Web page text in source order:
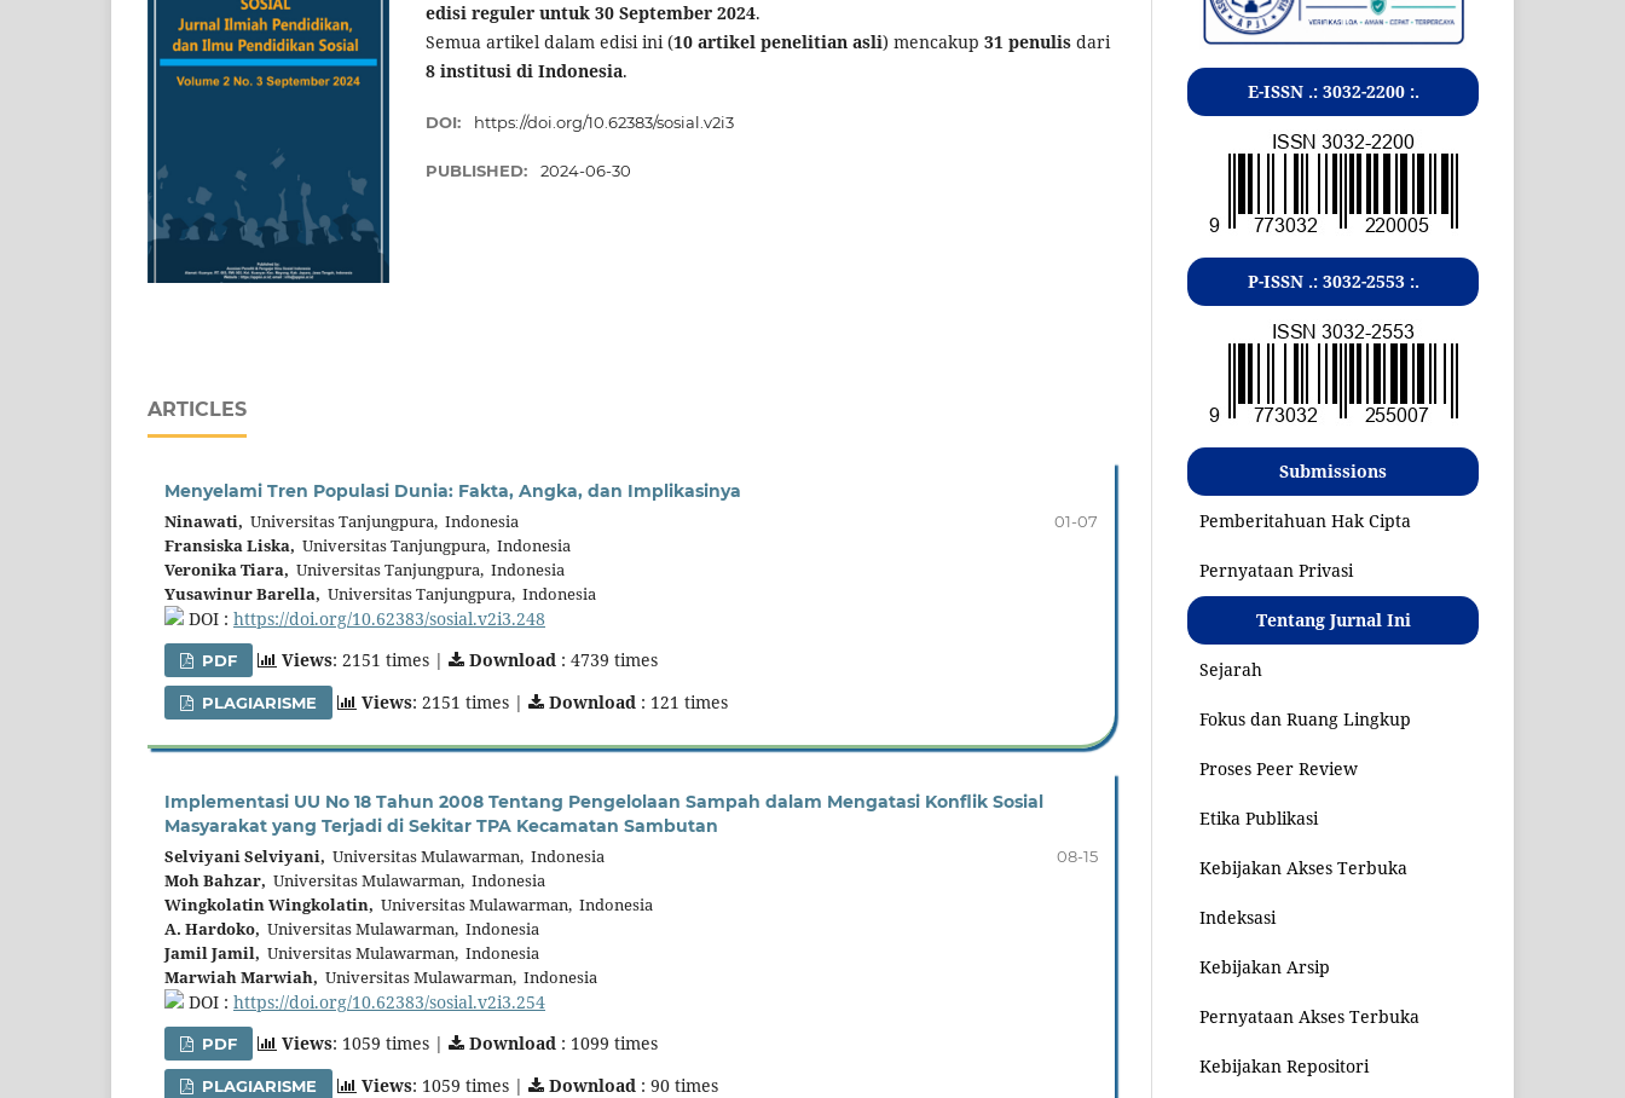
edisi reguler untuk 30 September 2024.
Semua artikel dalam edisi ini (10 artikel penelitian asli) mencakup 31 penulis dari
8 institusi di Indonesia.
DOI: https://doi.org/10.62383/sosial.v2i3
PUBLISHED: 2024-06-30
ARTICLES
Menyelami Tren Populasi Dunia: Fakta, Angka, dan Implikasinya
Ninawati, Universitas Tanjungpura, Indonesia
Fransiska Liska, Universitas Tanjungpura, Indonesia
Veronika Tiara, Universitas Tanjungpura, Indonesia
Yusawinur Barella, Universitas Tanjungpura, Indonesia
01-07
DOI : https://doi.org/10.62383/sosial.v2i3.248
PDF Views: 2151 times | Download : 4739 times
PLAGIARISME Views: 2151 times | Download : 121 times
Implementasi UU No 18 Tahun 2008 Tentang Pengelolaan Sampah dalam Mengatasi Konflik Sosial
Masyarakat yang Terjadi di Sekitar TPA Kecamatan Sambutan
Selviyani Selviyani, Universitas Mulawarman, Indonesia
Moh Bahzar, Universitas Mulawarman, Indonesia
Wingkolatin Wingkolatin, Universitas Mulawarman, Indonesia
A. Hardoko, Universitas Mulawarman, Indonesia
Jamil Jamil, Universitas Mulawarman, Indonesia
Marwiah Marwiah, Universitas Mulawarman, Indonesia
08-15
DOI : https://doi.org/10.62383/sosial.v2i3.254
PDF Views: 1059 times | Download : 1099 times
PLAGIARISME Views: 1059 times | Download : 90 times
E-ISSN .: 3032-2200:.
P-ISSN .: 3032-2553:.
Submissions
Pemberitahuan Hak Cipta
Pernyataan Privasi
Tentang Jurnal Ini
Sejarah
Fokus dan Ruang Lingkup
Proses Peer Review
Etika Publikasi
Kebijakan Akses Terbuka
Indeksasi
Kebijakan Arsip
Pernyataan Akses Terbuka
Kebijakan Repositori